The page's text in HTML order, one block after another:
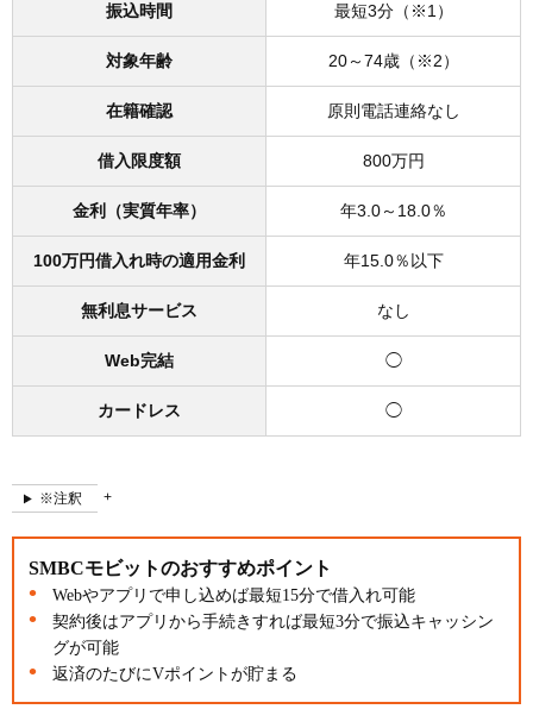
振込時間 最短3分（※1）
対象年齢 20～74歳（※2）
在籍確認 原則電話連絡なし
借入限度額 800万円
金利（実質年率） 年3.0～18.0％
100万円借入れ時の適用金利 年15.0％以下
無利息サービス なし
Web完結 ◯
カードレス ◯
※注釈
SMBCモビットのおすすめポイント
Webやアプリで申し込めば最短15分で借入れ可能
契約後はアプリから手続きすれば最短3分で振込キャッシン
グが可能
返済のたびにVポイントが貯まる